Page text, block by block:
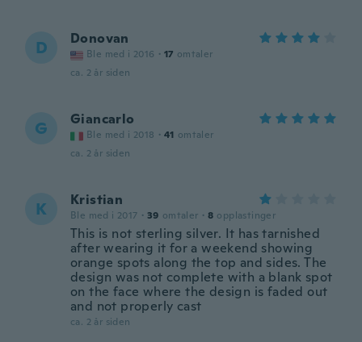
D Donovan
Ble med i 2016 · 17 omtaler
ca. 2 år siden
G Giancarlo
Ble med i 2018 · 41 omtaler
ca. 2 år siden
K Kristian
Ble med i 2017 · 39 omtaler · 8 opplastinger
This is not sterling silver. It has tarnished
after wearing it for a weekend showing
orange spots along the top and sides. The
design was not complete with a blank spot
on the face where the design is faded out
and not properly cast
ca. 2 år siden